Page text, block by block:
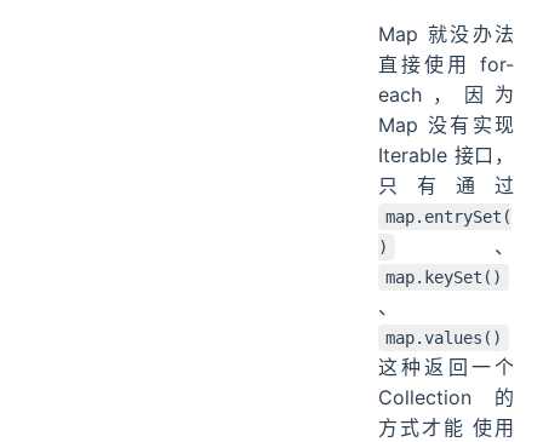
Map 就没办法
直接使用 for-
each，因为
Map 没有实现
Iterable 接口，
只有通过
map.entrySet(
)
、
map.keySet()
、
map.values()
这种返回一个
Collection 的
方式才能 使用